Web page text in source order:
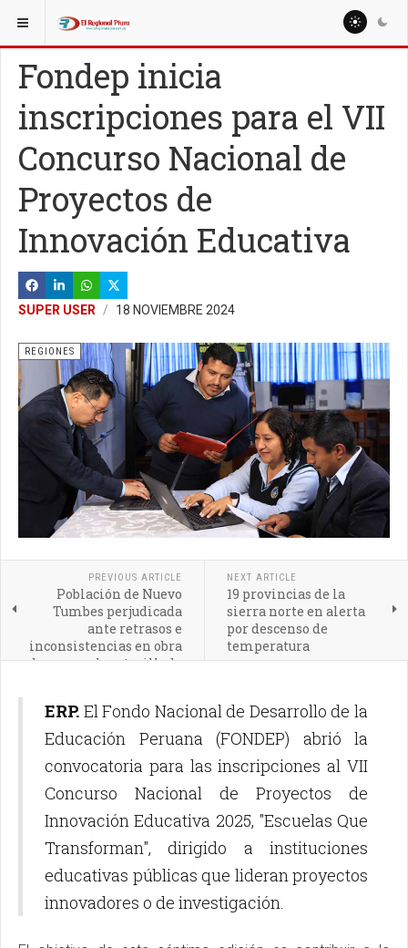
ESTÁ AQUÍ: NACIONALES
Fondep inicia
inscripciones para el VII
Concurso Nacional de
Proyectos de
Innovación Educativa
SUPER USER 18 NOVIEMBRE 2024
REGIONES
PREVIOUS ARTICLE
Población de Nuevo
Tumbes perjudicada
ante retrasos e
inconsistencias en obra
de agua y alcantarillado
NEXT ARTICLE
19 provincias de la
sierra norte en alerta
por descenso de
temperatura
ERP. El Fondo Nacional de Desarrollo de la
Educación Peruana (FONDEP) abrió la
convocatoria para las inscripciones al VII
Concurso Nacional de Proyectos de
Innovación Educativa 2025, "Escuelas Que
Transforman", dirigido a instituciones
educativas públicas que lideran proyectos
innovadores o de investigación.